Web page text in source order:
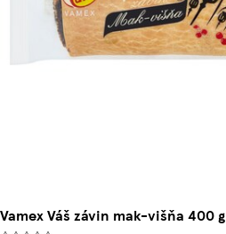
Vamex Váš závin mak-višňa 400 g